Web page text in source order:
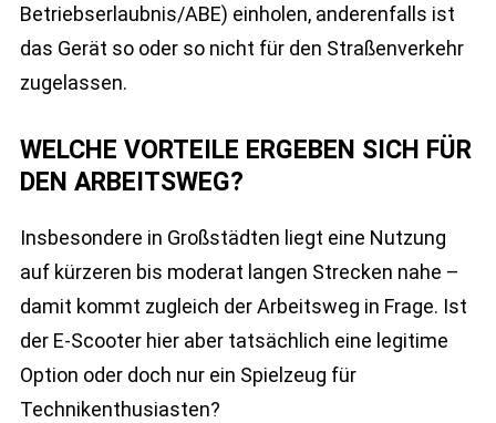
Betriebserlaubnis/ABE) einholen, anderenfalls ist
das Gerät so oder so nicht für den Straßenverkehr
zugelassen.
WELCHE VORTEILE ERGEBEN SICH FÜR
DEN ARBEITSWEG?
Insbesondere in Großstädten liegt eine Nutzung
auf kürzeren bis moderat langen Strecken nahe –
damit kommt zugleich der Arbeitsweg in Frage. Ist
der E-Scooter hier aber tatsächlich eine legitime
Option oder doch nur ein Spielzeug für
Technikenthusiasten?